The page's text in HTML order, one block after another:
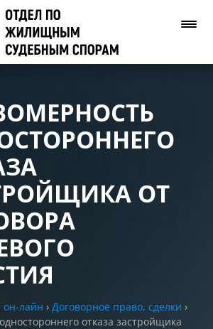
ОТ
лайн › Договорное право, сделки ›
отказа застройщика